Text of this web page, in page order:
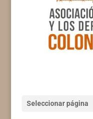
Seleccionar página